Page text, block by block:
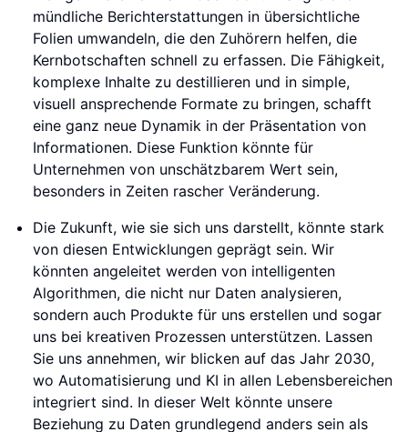
mündliche Berichterstattungen in übersichtliche
Folien umwandeln, die den Zuhörern helfen, die
Kernbotschaften schnell zu erfassen. Die Fähigkeit,
komplexe Inhalte zu destillieren und in simple,
visuell ansprechende Formate zu bringen, schafft
eine ganz neue Dynamik in der Präsentation von
Informationen. Diese Funktion könnte für
Unternehmen von unschätzbarem Wert sein,
besonders in Zeiten rascher Veränderung.
Die Zukunft, wie sie sich uns darstellt, könnte stark
von diesen Entwicklungen geprägt sein. Wir
könnten angeleitet werden von intelligenten
Algorithmen, die nicht nur Daten analysieren,
sondern auch Produkte für uns erstellen und sogar
uns bei kreativen Prozessen unterstützen. Lassen
Sie uns annehmen, wir blicken auf das Jahr 2030,
wo Automatisierung und KI in allen Lebensbereichen
integriert sind. In dieser Welt könnte unsere
Beziehung zu Daten grundlegend anders sein als